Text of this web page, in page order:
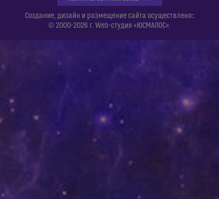
Создание, дизайн и размещение сайта осуществлено:
© 2000-2026 г. Web-студия «ЮСМАЛОС».